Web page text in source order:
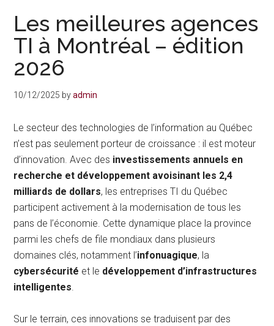
vie
urbaine
à
Montréal
Les meilleures agences
TI à Montréal – édition
2026
10/12/2025 byadmin
Le secteur des technologies de l’information au Québec
n’est pas seulement porteur de croissance : il est moteur
d’innovation. Avec des investissements annuels en
recherche et développement avoisinant les 2,4
milliards de dollars, les entreprises TI du Québec
participent activement à la modernisation de tous les
pans de l’économie. Cette dynamique place la province
parmi les chefs de file mondiaux dans plusieurs
domaines clés, notamment l’infonuagique, la
cybersécurité et le développement d’infrastructures
intelligentes.
Sur le terrain, ces innovations se traduisent par des